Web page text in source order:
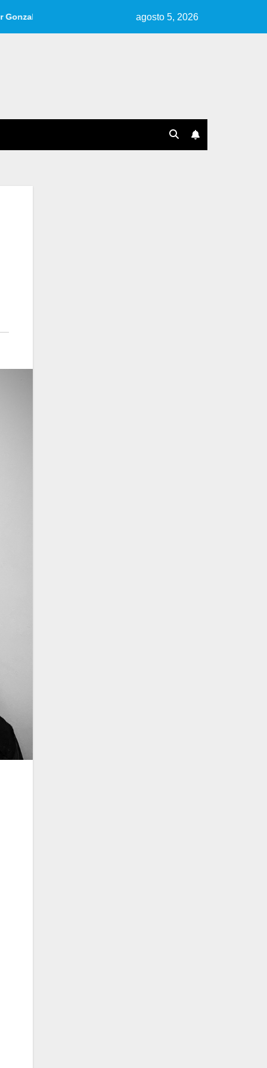
Reseña de «Cuentos, Ideas, Fragmentos» | Por Ana
agosto 5, 2026